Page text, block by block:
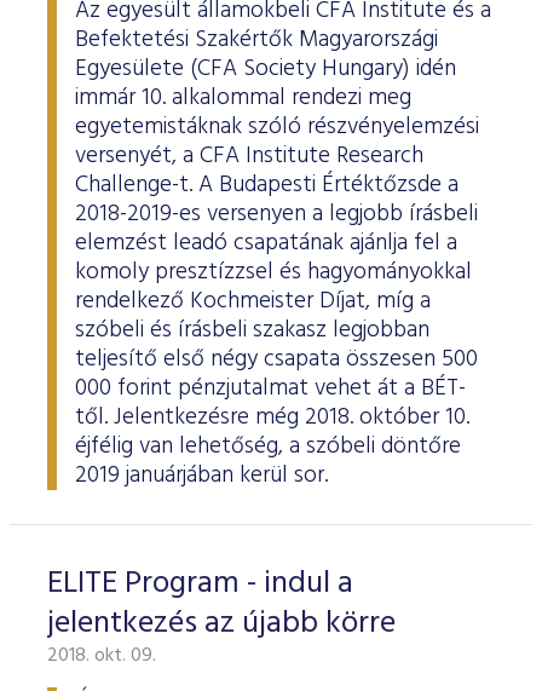
Az egyesült államokbeli CFA Institute és a
Befektetési Szakértők Magyarországi
Egyesülete (CFA Society Hungary) idén
immár 10. alkalommal rendezi meg
egyetemistáknak szóló részvényelemzési
versenyét, a CFA Institute Research
Challenge-t. A Budapesti Értéktőzsde a
2018-2019-es versenyen a legjobb írásbeli
elemzést leadó csapatának ajánlja fel a
komoly presztízzsel és hagyományokkal
rendelkező Kochmeister Díjat, míg a
szóbeli és írásbeli szakasz legjobban
teljesítő első négy csapata összesen 500
000 forint pénzjutalmat vehet át a BÉT-
től. Jelentkezésre még 2018. október 10.
éjfélig van lehetőség, a szóbeli döntőre
2019 januárjában kerül sor.
ELITE Program - indul a
jelentkezés az újabb körre
2018. okt. 09.